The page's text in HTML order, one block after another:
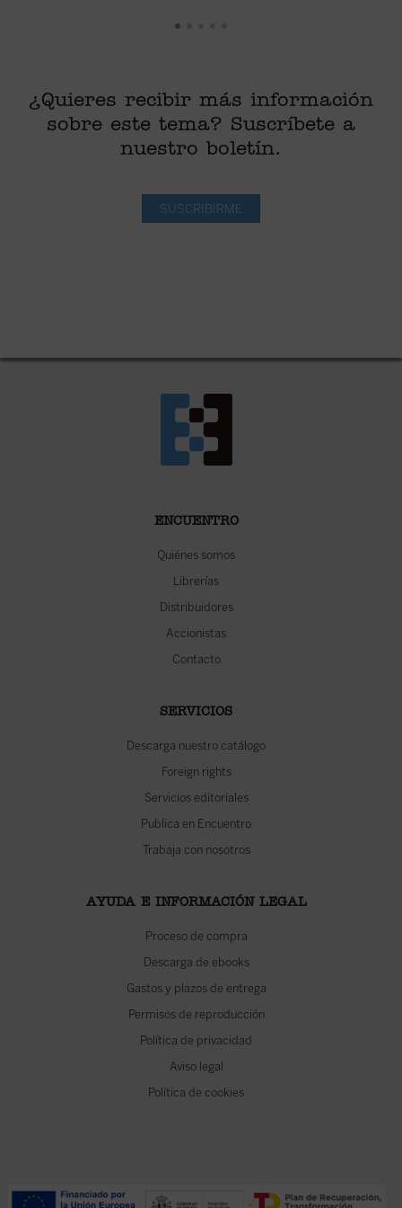
¿Quieres recibir más información
sobre este tema? Suscríbete a
nuestro boletín.
SUSCRIBIRME
ENCUENTRO
Quiénes somos
Librerías
Distribuidores
Accionistas
Contacto
SERVICIOS
Descarga nuestro catálogo
Foreign rights
Servicios editoriales
Publica en Encuentro
Trabaja con nosotros
AYUDA E INFORMACIÓN LEGAL
Proceso de compra
Descarga de ebooks
Gastos y plazos de entrega
Permisos de reproducción
Política de privacidad
Aviso legal
Política de cookies